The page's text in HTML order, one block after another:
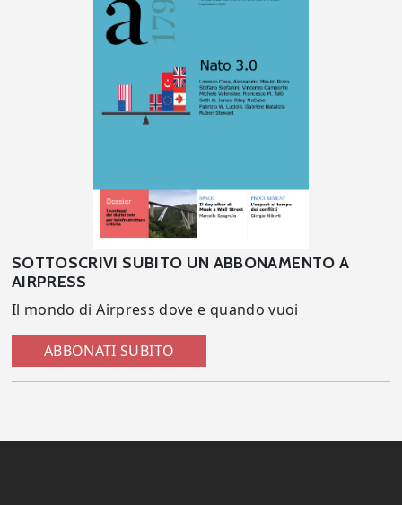
SOTTOSCRIVI SUBITO UN ABBONAMENTO A
AIRPRESS
Il mondo di Airpress dove e quando vuoi
ABBONATI SUBITO